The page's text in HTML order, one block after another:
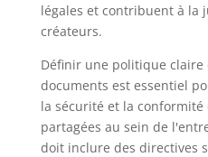
légales et contribuent à la
créateurs.
Définir une politique claire
documents est essentiel
la sécurité et la
partagées au sein de
doit inclure des directives